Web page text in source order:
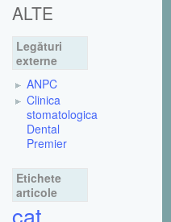
ALTE
Legături
externe
ANPC
Clinica
stomatologica
Dental
Premier
Etichete
articole
cat